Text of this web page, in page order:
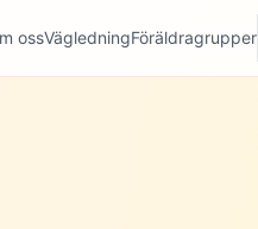
ossVägledningFöräldragrupper